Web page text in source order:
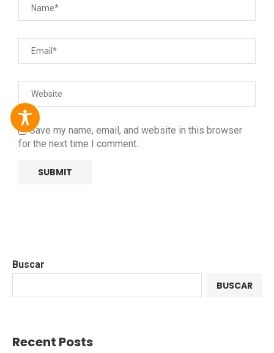
Save my name, email, and website in this browser
for the next time I comment.
Buscar
BUSCAR
Recent Posts